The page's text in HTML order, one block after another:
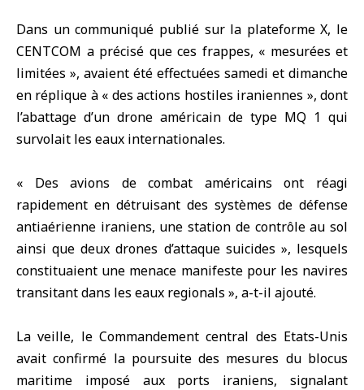
Dans un communiqué publié sur la plateforme X, le
CENTCOM a précisé que ces frappes, « mesurées et
limitées », avaient été effectuées samedi et dimanche
en réplique à « des actions hostiles iraniennes », dont
l’abattage d’un drone américain de type MQ 1 qui
survolait les eaux internationales.
« Des avions de combat américains ont réagi
rapidement en détruisant des systèmes de défense
antiaérienne iraniens, une station de contrôle au sol
ainsi que deux drones d’attaque suicides », lesquels
constituaient une menace manifeste pour les navires
transitant dans les eaux regionals », a-t-il ajouté.
La veille, le Commandement central des Etats-Unis
avait confirmé la poursuite des mesures du blocus
maritime imposé aux ports iraniens, signalant